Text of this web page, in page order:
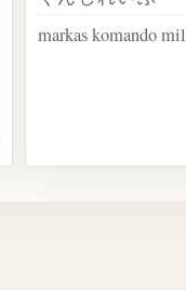
markas komando